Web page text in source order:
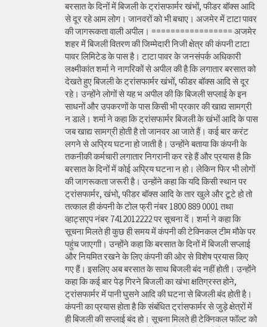
बरसात के दिनों में बिजली के ट्रांसफार्मर खंभों, फीडर बॉक्स आदि
से दूर रहे आम लोग। जानवरों को भी बचाए। अजमेर में टाटा पावर
की जागरूकता वाली अपील। ================= अजमेर
शहर में बिजली वितरण की जिम्मेदारी निजी क्षेत्र की कंपनी टाटा
पावर लिमिटेड के पास है। टाटा पावर के जनसंपर्क अधिकारी
लक्ष्मीकांत शर्मा ने नागरिकों से अपील की है कि लगातार बरसात को
देखते हुए बिजली के ट्रांसफार्मर खंभों, फीडर बॉक्स आदि से दूर
रहे। उन्होंने लोगों से यह भ अपील की कि बिजली सप्लाई के इन
साधनों और उपकरणों के पास किसी भी प्रकार की खाद्य सामग्री
न डाले। शर्मा ने कहा कि ट्रांसफार्मर बिजली के खंभों आदि के पास
जब खाद्य सामग्री होती है तो जानवर आ जाते हैं। कई बार करंट
लगने से अप्रिय घटना हो जाती है। उन्होंने बताया कि कंपनी के
तकनीकी कर्मचारी लगातार निगरानी कर रहे हैं और प्रयास है कि
बरसात के दिनों में कोई अप्रिय घटना न हो। लेकिन फिर भी लोगों
की जागरूकता जरूरी है। उन्होंने कहा कि यदि किसी स्थान पर
ट्रांसफार्मर, खंभो, फीडर बॉक्स आदि के तार खुले और टूटे हो तो
तत्काल ही कंपनी के टोल फ्री नंबर 1800 889 0001 तथा
व्हाट्सएप नंबर 7412012222 पर सूचना दें। शर्मा ने कहा कि
सूचना मिलते ही कुछ ही समय में कंपनी की टेक्निकल टीम मौके पर
पहुंच जाएगाी। उन्होंने कहा कि बरसात के दिनों में बिजली सप्लाई
और नियमित रखने के लिए कंपनी की ओर से विशेष प्रयास किए
गए हैं। इसलिए अब बरसात के साथ बिजली बंद नहीं होती। उन्होंने
कहा कि कई बार पेड़ गिरने बिजली का खंभा क्षतिग्रस्त होने,
ट्रांसफार्मर में पानी घुसने आदि की घटना से बिजली बंद होती है।
कंपनी का प्रयास होता है कि संबंधित ट्रांसफार्मर से जुड़े क्षेत्रों में
ही बिजली की सप्लाई बंद हो। सूचना मिलते ही टेक्निकल फॉल्ट को